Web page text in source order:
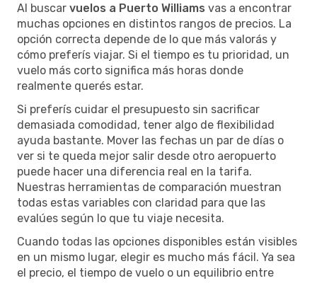
Al buscar vuelos a Puerto Williams vas a encontrar
muchas opciones en distintos rangos de precios. La
opción correcta depende de lo que más valorás y
cómo preferís viajar. Si el tiempo es tu prioridad, un
vuelo más corto significa más horas donde
realmente querés estar.
Si preferís cuidar el presupuesto sin sacrificar
demasiada comodidad, tener algo de flexibilidad
ayuda bastante. Mover las fechas un par de días o
ver si te queda mejor salir desde otro aeropuerto
puede hacer una diferencia real en la tarifa.
Nuestras herramientas de comparación muestran
todas estas variables con claridad para que las
evalúes según lo que tu viaje necesita.
Cuando todas las opciones disponibles están visibles
en un mismo lugar, elegir es mucho más fácil. Ya sea
el precio, el tiempo de vuelo o un equilibrio entre